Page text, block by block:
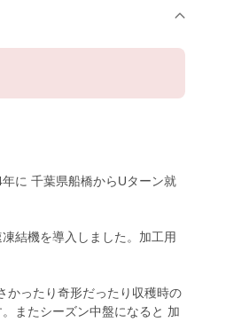
に 千葉県船橋からUターン就
結機を導入しました。加工用
かったり奇形だったり収穫時の
またシーズン中盤になると 加